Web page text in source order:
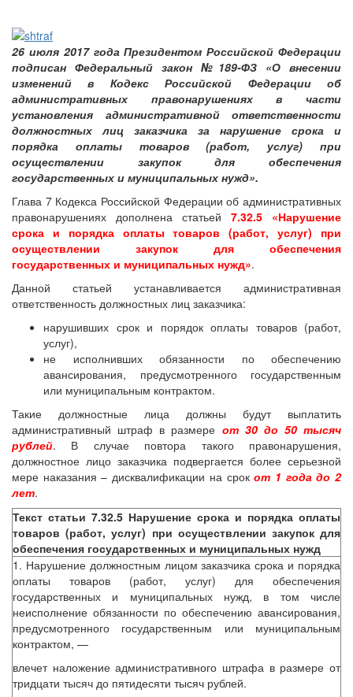
26 июля 2017 года Президентом Российской Федерации
подписан Федеральный закон №189-ФЗ «О внесении
изменений в Кодекс Российской Федерации об
административных правонарушениях в части
установления административной ответственности
должностных лиц заказчика за нарушение срока и
порядка оплаты товаров (работ, услуг) при
осуществлении закупок для обеспечения
государственных и муниципальных нужд».
Глава 7 Кодекса Российской Федерации об административных
правонарушениях дополнена статьей 7.32.5 «Нарушение
срока и порядка оплаты товаров (работ, услуг) при
осуществлении закупок для обеспечения
государственных и муниципальных нужд».
Данной статьей устанавливается административная
ответственность должностных лиц заказчика:
нарушивших срок и порядок оплаты товаров (работ,
услуг),
не исполнивших обязанности по обеспечению
авансирования, предусмотренного государственным
или муниципальным контрактом.
Такие должностные лица должны будут выплатить
административный штраф в размере от 30 до 50 тысяч
рублей. В случае повтора такого правонарушения,
должностное лицо заказчика подвергается более серьезной
мере наказания – дисквалификации на срокот 1 года до 2
лет.
Текст статьи 7.32.5 Нарушение срока и порядка оплаты
товаров (работ, услуг) при осуществлении закупок для
обеспечения государственных и муниципальных нужд
1. Нарушение должностным лицом заказчика срока и порядка
оплаты товаров (работ, услуг) для обеспечения
государственных и муниципальных нужд, в том числе
неисполнение обязанности по обеспечению авансирования,
предусмотренного государственным или муниципальным
контрактом, —
влечет наложение административного штрафа в размере от
тридцати тысяч до пятидесяти тысяч рублей.